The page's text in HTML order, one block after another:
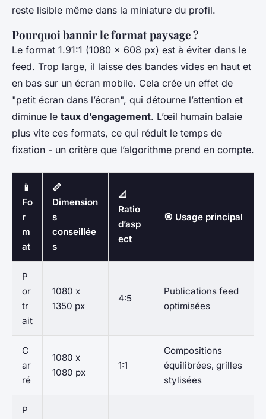
reste lisible même dans la miniature du profil.
Pourquoi bannir le format paysage ?
Le format 1.91:1 (1080 x 608 px) est à éviter dans le
feed. Trop large, il laisse des bandes vides en haut et
en bas sur un écran mobile. Cela crée un effet de
"petit écran dans l’écran", qui détourne l’attention et
diminue le taux d’engagement. L’œil humain balaie
plus vite ces formats, ce qui réduit le temps de
fixation - un critère que l’algorithme prend en compte.
📱
Fo
r
m
at
📏
Dimension
s
conseillée
s
📐
Ratio
d’asp
ect
🎯 Usage principal
P
or
tr
ait
1080 x
1350 px
4:5
Publications feed
optimisées
C
ar
ré
1080 x
1080 px
1:1
Compositions
équilibrées, grilles
stylisées
P